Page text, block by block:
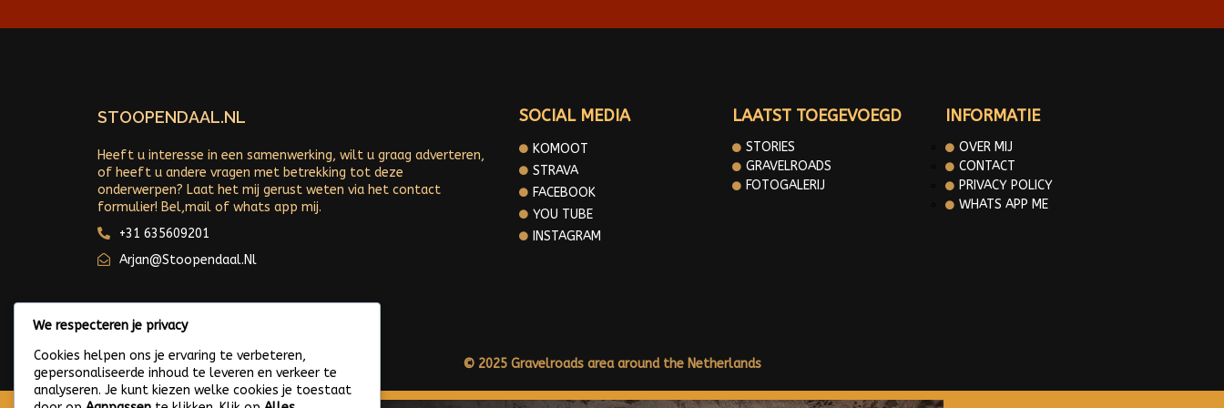
STOOPENDAAL.NL
Heeft u interesse in een samenwerking, wilt u graag adverteren,
of heeft u andere vragen met betrekking tot deze
onderwerpen? Laat het mij gerust weten via het contact
formulier! Bel,mail of whats app mij.
+31 635609201
Arjan@stoopendaal.nl
SOCIAL MEDIA
KOMOOT
STRAVA
FACEBOOK
YOU TUBE
INSTAGRAM
LAATST TOEGEVOEGD
STORIES
GRAVELROADS
FOTOGALERIJ
INFORMATIE
OVER MIJ
CONTACT
PRIVACY POLICY
WHATS APP ME
© 2025 Gravelroads area around the Netherlands
We respecteren je privacy
Cookies helpen ons je ervaring te verbeteren,
gepersonaliseerde inhoud te leveren en verkeer te
analyseren. Je kunt kiezen welke cookies je toestaat